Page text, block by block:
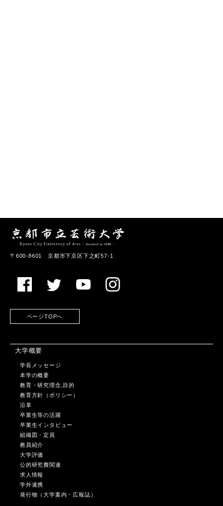
〒600-8601 京都市下京区下之町57-1
ページTOPへ
大学概要
学長メッセージ
本学の概要
教育・研究理念,目的
教育方針（ポリシー）
沿革
卒業生等の活躍
卒業生インタビュー
組織図・定員
教員紹介
大学評価
公的研究費関連
求人情報
学外連携
発行物（大学案内・広報誌）